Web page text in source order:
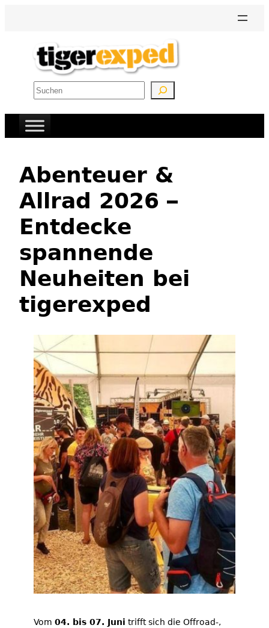
Suchen
Abenteuer &
Allrad 2026 –
Entdecke
spannende
Neuheiten bei
tigerexped
Vom 04. bis 07. Juni trifft sich die Offroad-,